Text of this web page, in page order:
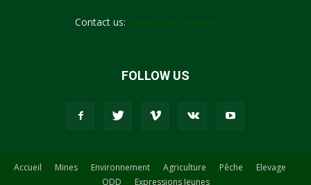
Contact us:
FOLLOW US
Accueil Mines Environnement Agriculture Pêche
Elevage
ODD
Expressions Jeunes